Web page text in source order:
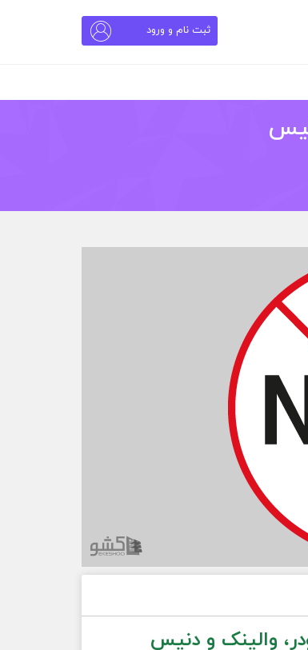
ثبت نام و ورود
والینک و دنیس